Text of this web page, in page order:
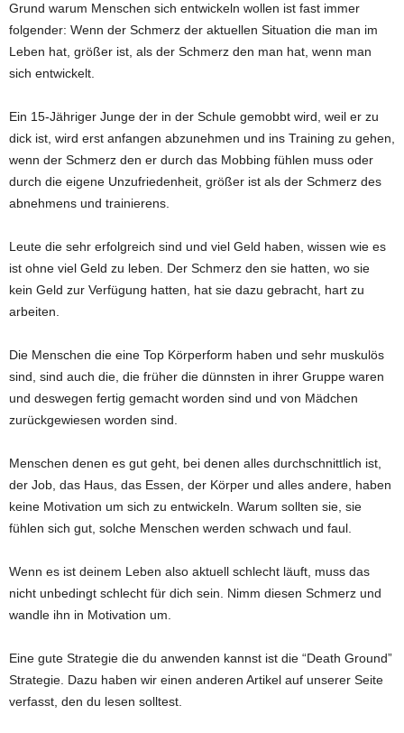
Grund warum Menschen sich entwickeln wollen ist fast immer
folgender: Wenn der Schmerz der aktuellen Situation die man im
Leben hat, größer ist, als der Schmerz den man hat, wenn man
sich entwickelt.
Ein 15-Jähriger Junge der in der Schule gemobbt wird, weil er zu
dick ist, wird erst anfangen abzunehmen und ins Training zu gehen,
wenn der Schmerz den er durch das Mobbing fühlen muss oder
durch die eigene Unzufriedenheit, größer ist als der Schmerz des
abnehmens und trainierens.
Leute die sehr erfolgreich sind und viel Geld haben, wissen wie es
ist ohne viel Geld zu leben. Der Schmerz den sie hatten, wo sie
kein Geld zur Verfügung hatten, hat sie dazu gebracht, hart zu
arbeiten.
Die Menschen die eine Top Körperform haben und sehr muskulös
sind, sind auch die, die früher die dünnsten in ihrer Gruppe waren
und deswegen fertig gemacht worden sind und von Mädchen
zurückgewiesen worden sind.
Menschen denen es gut geht, bei denen alles durchschnittlich ist,
der Job, das Haus, das Essen, der Körper und alles andere, haben
keine Motivation um sich zu entwickeln. Warum sollten sie, sie
fühlen sich gut, solche Menschen werden schwach und faul.
Wenn es ist deinem Leben also aktuell schlecht läuft, muss das
nicht unbedingt schlecht für dich sein. Nimm diesen Schmerz und
wandle ihn in Motivation um.
Eine gute Strategie die du anwenden kannst ist die “Death Ground”
Strategie. Dazu haben wir einen anderen Artikel auf unserer Seite
verfasst, den du lesen solltest.